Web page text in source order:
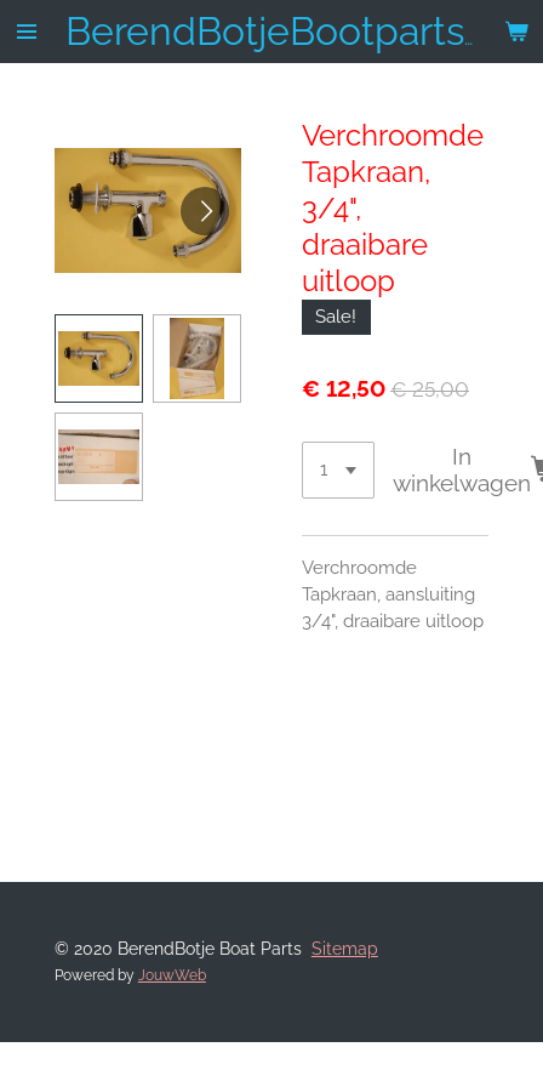
Ga
BerendBotjeBootparts.nl
Verchroomde
Tapkraan,
3/4",
draaibare
uitloop
Sale!
€ 12,50 € 25,00
In
winkelwagen
Verchroomde
Tapkraan, aansluiting
3/4", draaibare uitloop
© 2020 BerendBotje Boat Parts Sitemap
Powered by JouwWeb